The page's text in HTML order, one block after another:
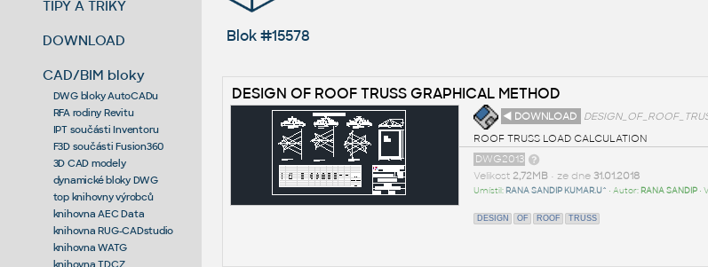
TIPY A TRIKY
DOWNLOAD
CAD/BIM bloky
DWG bloky AutoCADu
RFA rodiny Revitu
IPT součásti Inventoru
F3D součásti Fusion360
3D CAD modely
dynamické bloky DWG
top knihovny výrobců
knihovna AEC Data
knihovna RUG-CADstudio
knihovna WATG
knihovna TDCZ
Blok #15578
DESIGN OF ROOF TRUSS GRAPHICAL METHOD
◄ DOWNLOAD
ROOF TRUSS LOAD CALCULATION
DWG2013
Velikost 2,72MB• ze dne 31.01.2018
Umístil: RANA SANDIP KUMAR.U^ • Autor: RANA SANDIP•
DESIGN OF ROOF TRUSS